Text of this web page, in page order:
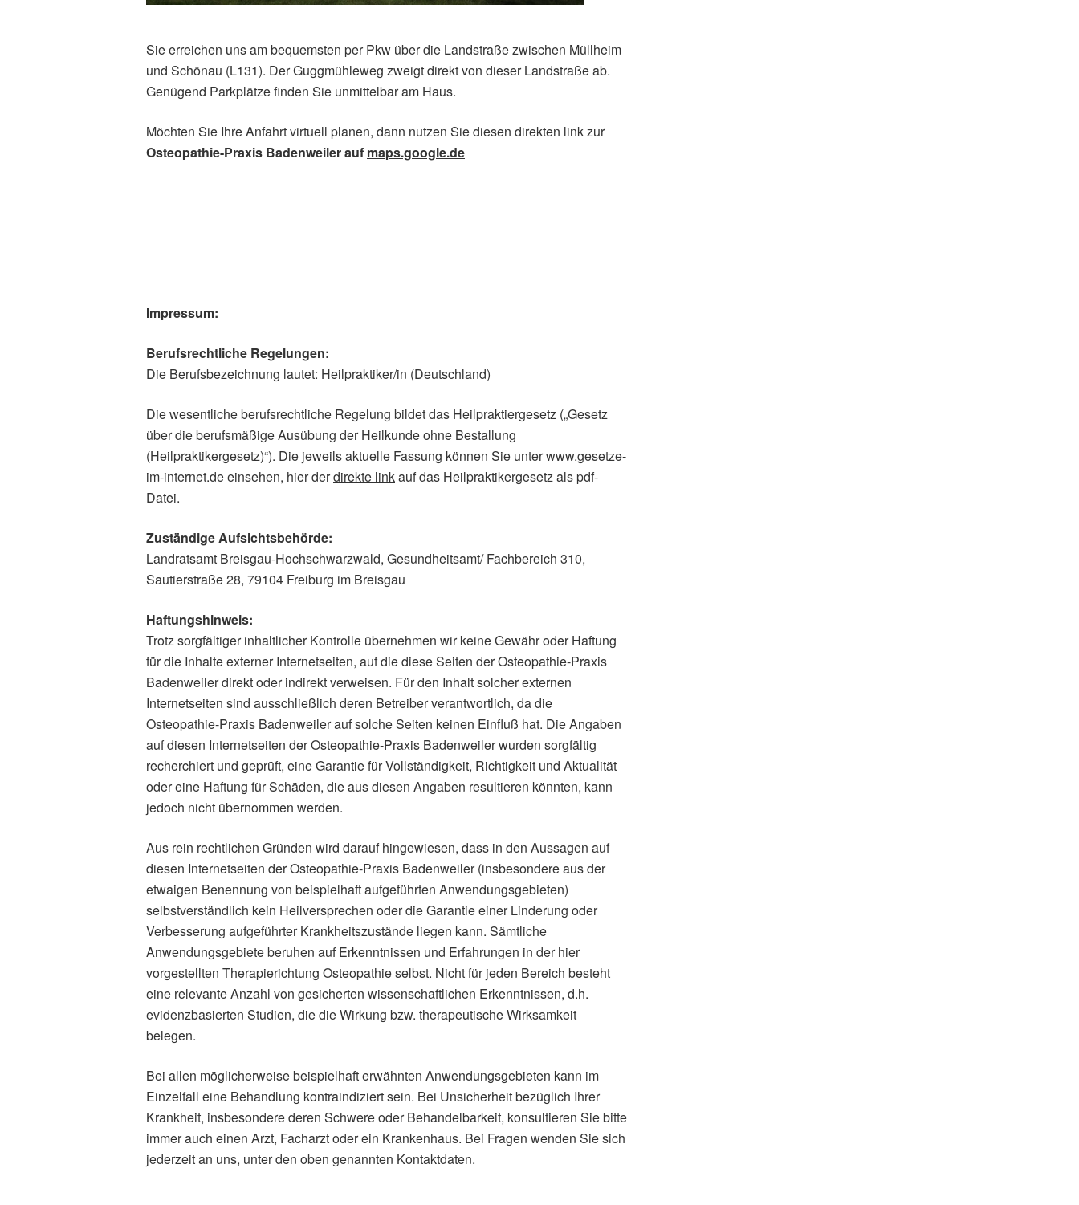
Sie erreichen uns am bequemsten per Pkw über die Landstraße zwischen Müllheim
und Schönau (L131). Der Guggmühleweg zweigt direkt von dieser Landstraße ab.
Genügend Parkplätze finden Sie unmittelbar am Haus.
Möchten Sie Ihre Anfahrt virtuell planen, dann nutzen Sie diesen direkten link zur
Osteopathie-Praxis Badenweiler auf maps.google.de
Impressum:
Berufsrechtliche Regelungen:
Die Berufsbezeichnung lautet: Heilpraktiker/in (Deutschland)
Die wesentliche berufsrechtliche Regelung bildet das Heilpraktiergesetz („Gesetz
über die berufsmäßige Ausübung der Heilkunde ohne Bestallung
(Heilpraktikergesetz)“). Die jeweils aktuelle Fassung können Sie unter www.gesetze-
im-internet.de einsehen, hier derdirekte linkauf das Heilpraktikergesetz als pdf-
Datei.
Zuständige Aufsichtsbehörde:
Landratsamt Breisgau-Hochschwarzwald, Gesundheitsamt/ Fachbereich 310,
Sautierstraße 28, 79104 Freiburg im Breisgau
Haftungshinweis:
Trotz sorgfältiger inhaltlicher Kontrolle übernehmen wir keine Gewähr oder Haftung
für die Inhalte externer Internetseiten, auf die diese Seiten der Osteopathie-Praxis
Badenweiler direkt oder indirekt verweisen. Für den Inhalt solcher externen
Internetseiten sind ausschließlich deren Betreiber verantwortlich, da die
Osteopathie-Praxis Badenweiler auf solche Seiten keinen Einfluß hat. Die Angaben
auf diesen Internetseiten der Osteopathie-Praxis Badenweiler wurden sorgfältig
recherchiert und geprüft, eine Garantie für Vollständigkeit, Richtigkeit und Aktualität
oder eine Haftung für Schäden, die aus diesen Angaben resultieren könnten, kann
jedoch nicht übernommen werden.
Aus rein rechtlichen Gründen wird darauf hingewiesen, dass in den Aussagen auf
diesen Internetseiten der Osteopathie-Praxis Badenweiler (insbesondere aus der
etwaigen Benennung von beispielhaft aufgeführten Anwendungsgebieten)
selbstverständlich kein Heilversprechen oder die Garantie einer Linderung oder
Verbesserung aufgeführter Krankheitszustände liegen kann. Sämtliche
Anwendungsgebiete beruhen auf Erkenntnissen und Erfahrungen in der hier
vorgestellten Therapierichtung Osteopathie selbst. Nicht für jeden Bereich besteht
eine relevante Anzahl von gesicherten wissenschaftlichen Erkenntnissen, d.h.
evidenzbasierten Studien, die die Wirkung bzw. therapeutische Wirksamkeit
belegen.
Bei allen möglicherweise beispielhaft erwähnten Anwendungsgebieten kann im
Einzelfall eine Behandlung kontraindiziert sein. Bei Unsicherheit bezüglich Ihrer
Krankheit, insbesondere deren Schwere oder Behandelbarkeit, konsultieren Sie bitte
immer auch einen Arzt, Facharzt oder ein Krankenhaus. Bei Fragen wenden Sie sich
jederzeit an uns, unter den oben genannten Kontaktdaten.